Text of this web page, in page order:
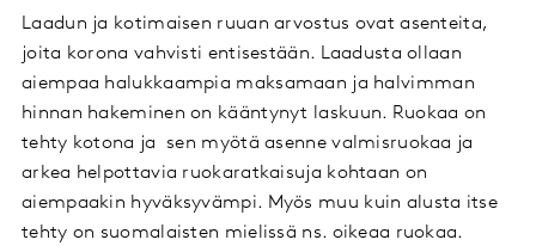
Laadun ja kotimaisen ruuan arvostus ovat asenteita,
joita korona vahvisti entisestään. Laadusta ollaan
aiempaa halukkaampia maksamaan ja halvimman
hinnan hakeminen on kääntynyt laskuun. Ruokaa on
tehty kotona ja sen myötä asenne valmisruokaa ja
arkea helpottavia ruokaratkaisuja kohtaan on
aiempaakin hyväksyvämpi. Myös muu kuin alusta itse
tehty on suomalaisten mielissä ns. oikeaa ruokaa.